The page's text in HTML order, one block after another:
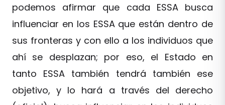
podemos afirmar que cada ESSA busca
influenciar en los ESSA que están dentro de
sus fronteras y con ello a los individuos que
ahí se desplazan; por eso, el Estado en
tanto ESSA también tendrá también ese
objetivo, y lo hará a través del derecho